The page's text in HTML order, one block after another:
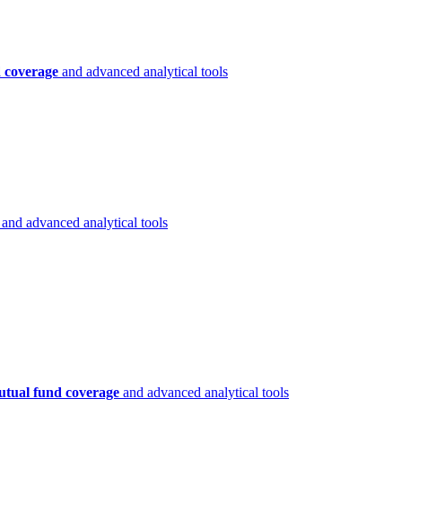
and advanced analytical tools
and advanced analytical tools
fund coverage and advanced analytical tools